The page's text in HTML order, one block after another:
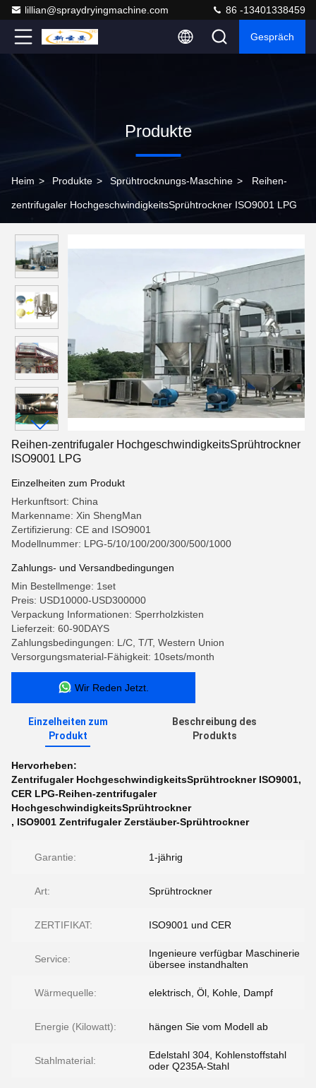
lillian@spraydryingmachine.com 86 -13401338459
Gespräch
Produkte
Heim > Produkte > Sprühtrocknungs-Maschine > Reihen-
zentrifugaler HochgeschwindigkeitsSprühtrockner ISO9001 LPG
Reihen-zentrifugaler HochgeschwindigkeitsSprühtrockner
ISO9001 LPG
Einzelheiten zum Produkt
Herkunftsort: China
Markenname: Xin ShengMan
Zertifizierung: CE and ISO9001
Modellnummer: LPG-5/10/100/200/300/500/1000
Zahlungs- und Versandbedingungen
Min Bestellmenge: 1set
Preis: USD10000-USD300000
Verpackung Informationen: Sperrholzkisten
Lieferzeit: 60-90DAYS
Zahlungsbedingungen: L/C, T/T, Western Union
Versorgungsmaterial-Fähigkeit: 10sets/month
Wir Reden Jetzt.
Einzelheiten zum
Produkt
Beschreibung des
Produkts
Hervorheben:
Zentrifugaler HochgeschwindigkeitsSprühtrockner ISO9001,
CER LPG-Reihen-zentrifugaler
HochgeschwindigkeitsSprühtrockner
, ISO9001 Zentrifugaler Zerstäuber-Sprühtrockner
Garantie: 1-jährig
Art: Sprühtrockner
ZERTIFIKAT: ISO9001 und CER
Service:
Ingenieure verfügbar Maschinerie
übersee instandhalten
Wärmequelle: elektrisch, Öl, Kohle, Dampf
Energie (Kilowatt): hängen Sie vom Modell ab
Stahlmaterial:
Edelstahl 304, Kohlenstoffstahl
oder Q235A-Stahl